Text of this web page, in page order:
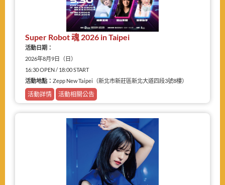
Super Robot 魂 2026 in Taipei
活動日期：
2026年8月9日（日）
16:30 OPEN / 18:00 START
活動地點： Zepp New Taipei（新北市新莊區新北大道四段3號8樓）
活動詳情 活動相關公告